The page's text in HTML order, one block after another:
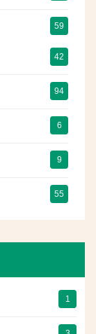
59
42
94
6
9
55
1